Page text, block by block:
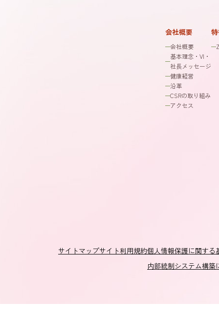
会社概要
会社概要
基本理念・VI・
社長メッセージ
健康経営
沿革
CSRの取り組み
アクセス
サイトマップサイト利用規約個人情報保護に関する
内部統制システム構築